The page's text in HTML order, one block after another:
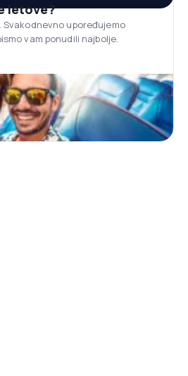
letove?
upoređujemo
vam ponudili najbolje.